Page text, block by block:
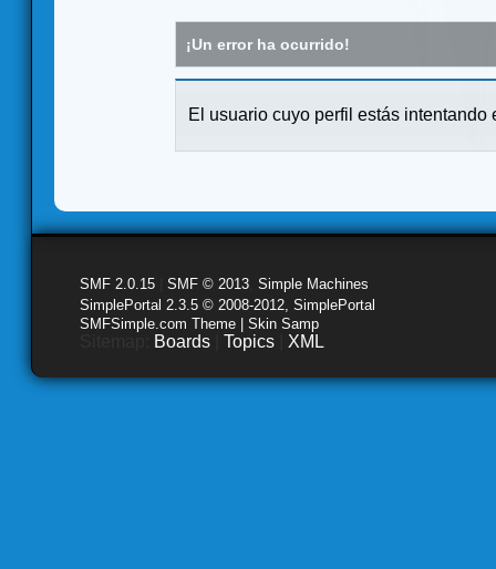
¡Un error ha ocurrido!
El usuario cuyo perfil estás intentando
SMF 2.0.15 SMF © 2013 Simple Machines
SimplePortal 2.3.5 © 2008-2012, SimplePortal
SMFSimple.com Theme | Skin Samp
Boards Topics XML